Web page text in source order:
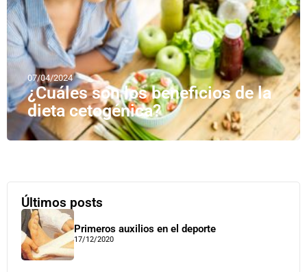
07/04/2024
¿Cuáles son los beneficios de la
dieta cetogénica?
Últimos posts
Primeros auxilios en el deporte
17/12/2020